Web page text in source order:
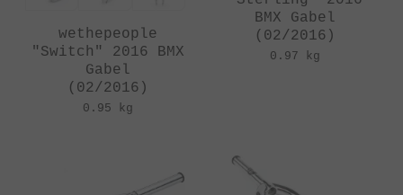
wethepeople
"Switch" 2016 BMX
Gabel
(02/2016)
0.95 kg
BMX Gabel
(02/2016)
0.97 kg